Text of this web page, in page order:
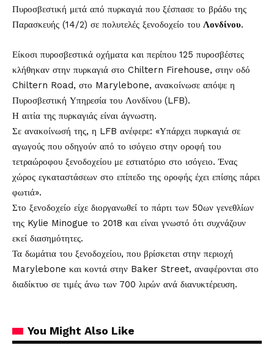
Πυροσβεστική μετά από πυρκαγιά που ξέσπασε το βράδυ της
Παρασκευής (14/2) σε πολυτελές ξενοδοχείο του Λονδίνου.
Είκοσι πυροσβεστικά οχήματα και περίπου 125 πυροσβέστες
κλήθηκαν στην πυρκαγιά στο Chiltern Firehouse, στην οδό
Chiltern Road, στο Marylebone, ανακοίνωσε απόψε η
Πυροσβεστική Υπηρεσία του Λονδίνου (LFB).
Η αιτία της πυρκαγιάς είναι άγνωστη.
Σε ανακοίνωσή της, η LFB ανέφερε: «Υπάρχει πυρκαγιά σε
αγωγούς που οδηγούν από το ισόγειο στην οροφή του
τετραώροφου ξενοδοχείου με εστιατόριο στο ισόγειο. Ένας
χώρος εγκαταστάσεων στο επίπεδο της οροφής έχει επίσης πάρει
φωτιά».
Στο ξενοδοχείο είχε διοργανωθεί το πάρτι των 50ων γενεθλίων
της Kylie Minogue το 2018 και είναι γνωστό ότι συχνάζουν
εκεί διασημότητες.
Τα δωμάτια του ξενοδοχείου, που βρίσκεται στην περιοχή
Marylebone και κοντά στην Baker Street, αναφέρονται στο
διαδίκτυο σε τιμές άνω των 700 λιρών ανά διανυκτέρευση.
You Might Also Like